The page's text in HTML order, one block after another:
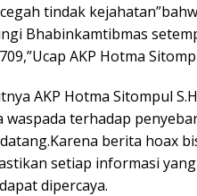
tindak
Bhabinkamtibmas
AKP Hotma
AKP Hotma Sitompul
waspada terhadap
berita hoax
setiap informasi
dipercaya.